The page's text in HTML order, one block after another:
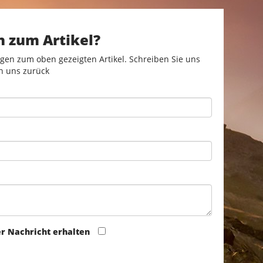
zum Artikel?
zum oben gezeigten Artikel. Schreiben Sie uns
uns zurück
Nachricht erhalten